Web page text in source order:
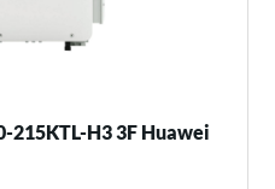
H3 3F Huawei